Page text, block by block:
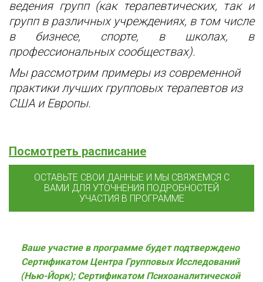
ведения групп (как терапевтических, так и
групп в различных учреждениях, в том числе
в бизнесе, спорте, в школах, в
профессиональных сообществах).
Мы рассмотрим примеры из современной
практики лучших групповых терапевтов из
США и Европы.
Посмотреть расписание
ОСТАВЬТЕ СВОИ ДАННЫЕ И МЫ СВЯЖЕМСЯ С
ВАМИ ДЛЯ УТОЧНЕНИЯ ПОДРОБНОСТЕЙ
УЧАСТИЯ В ПРОГРАММЕ
Ваше участие в программе будет подтверждено
Сертификатом Центра Групповых Исследований
(Нью-Йорк); Сертификатом Психоаналитической